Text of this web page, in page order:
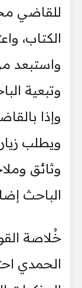
للقاضي
الكتاب،
واستبعد
وتبعية
وإذا
ويطلب
وثائق
الباحث
خُلاصة
الحمدي